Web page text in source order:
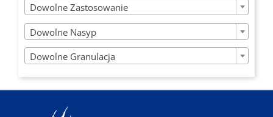
Dowolne Zastosowanie
Dowolne Nasyp
Dowolne Granulacja